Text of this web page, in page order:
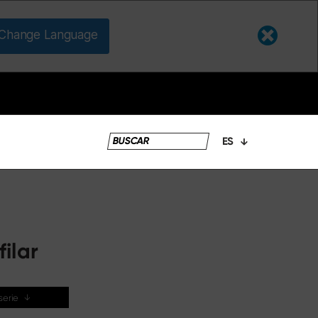
Language
ES
↓